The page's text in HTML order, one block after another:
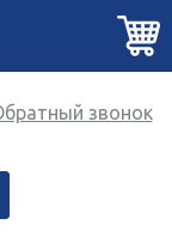
звонок